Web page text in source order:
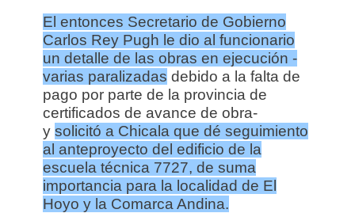
El entonces Secretario de Gobierno
Carlos Rey Pugh le dio al funcionario
un detalle de las obras en ejecución -
varias paralizadas debido a la falta de
pago por parte de la provincia de
certificados de avance de obra-
y solicitó a Chicala que dé seguimiento
al anteproyecto del edificio de la
escuela técnica 7727, de suma
importancia para la localidad de El
Hoyo y la Comarca Andina.